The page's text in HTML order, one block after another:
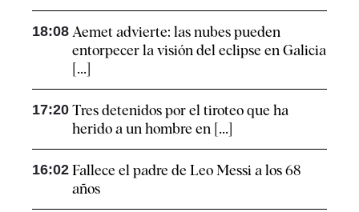
18:08 Aemet advierte: las nubes pueden
entorpecer la visión del eclipse en Galicia
[...]
17:20 Tres detenidos por el tiroteo que ha
herido a un hombre en [...]
16:02 Fallece el padre de Leo Messi a los 68
años